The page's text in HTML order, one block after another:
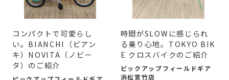
コンパクトで可愛らし
い。BIANCHI（ビアン
キ）NOVITA（ノビー
タ）のご紹介
時間がSLOWに感じられ
る乗り心地。TOKYO BIK
E クロスバイクのご紹介
ピックアップフィールドギア
浜松宮竹店